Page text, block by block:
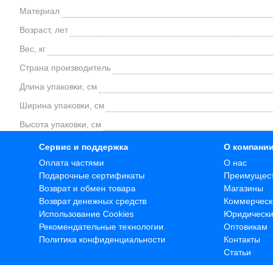
Материал
Возраст, лет
Вес, кг
Страна производитель
Длина упаковки, см
Ширина упаковки, см
Высота упаковки, см
Сервис и поддержка
Оплата частями
Подарочные сертификаты
Возврат и обмен товара
Возврат денежных средств
Использование Cookies
Рекомендательные технологии
Политика конфиденциальности
О компании
О нас
Магазины
Оптовикам
Контакты
Статьи